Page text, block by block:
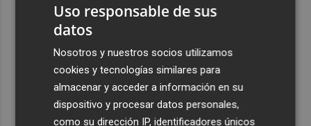
Uso responsable de sus
datos
Nosotros y nuestros socios utilizamos
cookies y tecnologías similares para
almacenar y acceder a información en su
dispositivo y procesar datos personales,
como su dirección IP, identificadores únicos